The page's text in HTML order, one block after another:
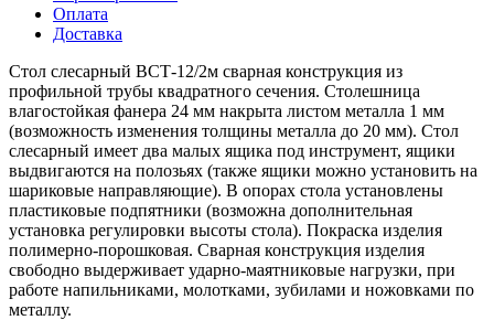
Оплата
Доставка
Стол слесарный ВСТ-12/2м сварная конструкция из
профильной трубы квадратного сечения. Столешница
влагостойкая фанера 24 мм накрыта листом металла 1 мм
(возможность изменения толщины металла до 20 мм). Стол
слесарный имеет два малых ящика под инструмент, ящики
выдвигаются на полозьях (также ящики можно установить на
шариковые направляющие). В опорах стола установлены
пластиковые подпятники (возможна дополнительная
установка регулировки высоты стола). Покраска изделия
полимерно-порошковая. Сварная конструкция изделия
свободно выдерживает ударно-маятниковые нагрузки, при
работе напильниками, молотками, зубилами и ножовками по
металлу.